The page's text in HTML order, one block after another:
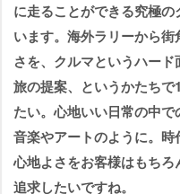
に走ることができる究極
います。海外ラリーから
さを、クルマというハー
旅の提案、というかたち
たい。心地いい日常の中
音楽やアートのように。時
心地よさをお客様はもち
追求したいですね。